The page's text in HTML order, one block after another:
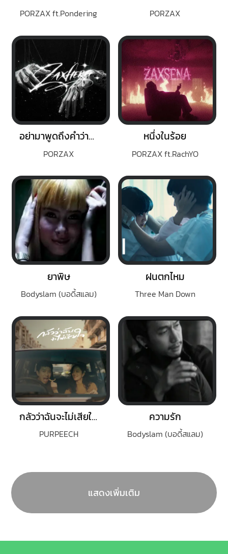
PORZAX ft.Pondering PORZAX
อย่ามาพูดถึงคำว่ารัก
PORZAX
หนึ่งในร้อย
PORZAX ft.RachYO
ยาพิษ
Bodyslam (บอดี้สแลม)
ฝนตกไหม
Three Man Down
กลัวว่าฉันจะไม่เสียใจ (Fear)
PURPEECH
ความรัก
Bodyslam (บอดี้สแลม)
แสดงเพิ่มเติม